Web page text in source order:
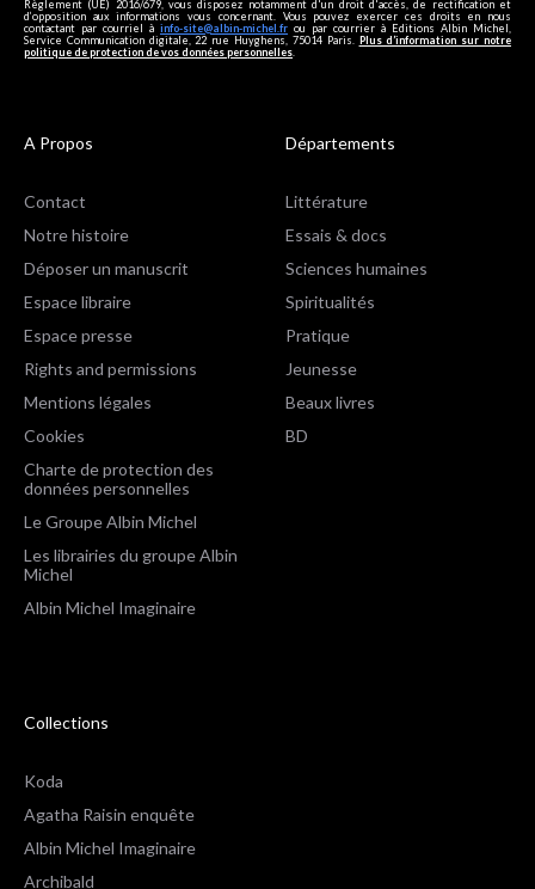
Règlement (UE) 2016/679, vous disposez notamment d'un droit d'accès, de rectification et
d’opposition aux informations vous concernant. Vous pouvez exercer ces droits en nous
contactant par courriel à info-site@albin-michel.fr ou par courrier à Editions Albin Michel,
Service Communication digitale, 22 rue Huyghens, 75014 Paris. Plus d’information sur notre
politique de protection de vos données personnelles
A Propos
Contact
Notre histoire
Déposer un manuscrit
Espace libraire
Espace presse
Rights and permissions
Mentions légales
Cookies
Charte de protection des
données personnelles
Le Groupe Albin Michel
Les librairies du groupe Albin
Michel
Albin Michel Imaginaire
Départements
Littérature
Essais & docs
Sciences humaines
Spiritualités
Pratique
Jeunesse
Beaux livres
BD
Collections
Koda
Agatha Raisin enquête
Albin Michel Imaginaire
Archibald